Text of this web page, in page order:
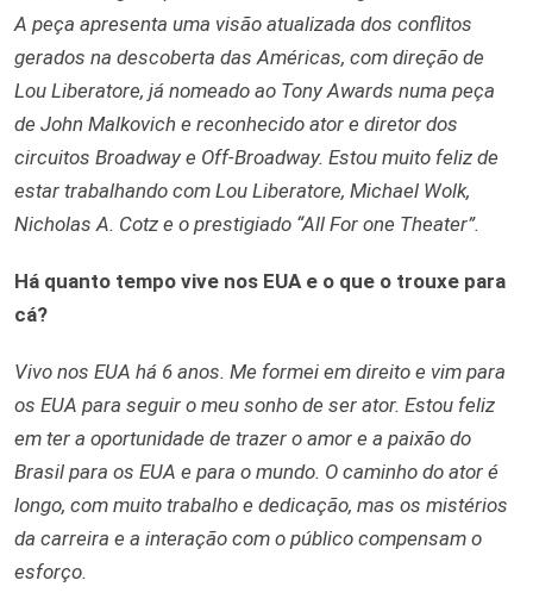
A peça apresenta uma visão atualizada dos conflitos
gerados na descoberta das Américas, com direção de
Lou Liberatore, já nomeado ao Tony Awards numa peça
de John Malkovich e reconhecido ator e diretor dos
circuitos Broadway e Off-Broadway. Estou muito feliz de
estar trabalhando com Lou Liberatore, Michael Wolk,
Nicholas A. Cotz e o prestigiado “All For one Theater”.
Há quanto tempo vive nos EUA e o que o trouxe para
cá?
Vivo nos EUA há 6 anos. Me formei em direito e vim para
os EUA para seguir o meu sonho de ser ator. Estou feliz
em ter a oportunidade de trazer o amor e a paixão do
Brasil para os EUA e para o mundo. O caminho do ator é
longo, com muito trabalho e dedicação, mas os mistérios
da carreira e a interação com o público compensam o
esforço.